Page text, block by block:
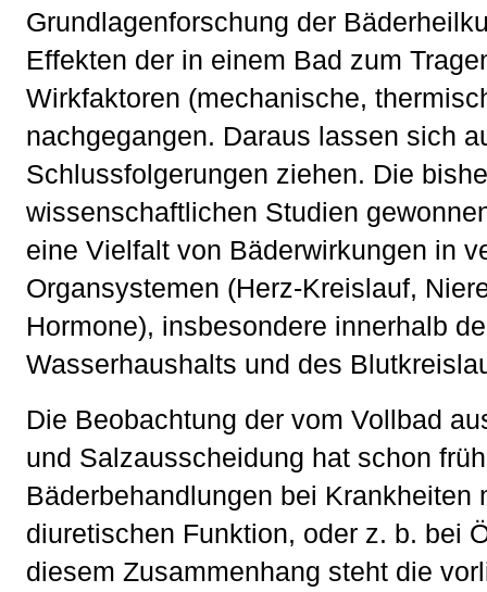
Grundlagenforschung der
Effekten der in einem Bad zum
Wirkfaktoren (mechanische,
nachgegangen. Daraus lassen sich
Schlussfolgerungen ziehen. Die
wissenschaftlichen Studien
eine Vielfalt von Bäderwirkungen in
Organsystemen (Herz-Kreislauf,
Hormone), insbesondere innerhalb
Wasserhaushalts und des
Die Beobachtung der vom Vollbad
und Salzausscheidung hat schon
Bäderbehandlungen bei Krankheiten
diuretischen Funktion, oder z. b. bei
diesem Zusammenhang steht die